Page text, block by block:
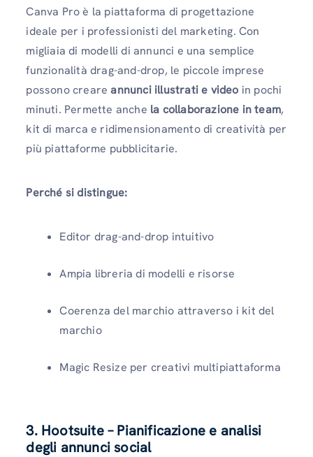
Canva Pro è la piattaforma di progettazione
ideale per i professionisti del marketing. Con
migliaia di modelli di annunci e una semplice
funzionalità drag-and-drop, le piccole imprese
possono creareannunci illustrati e video in pochi
minuti. Permette anche la collaborazione in team,
kit di marca e ridimensionamento di creatività per
più piattaforme pubblicitarie.
Perché si distingue:
Editor drag-and-drop intuitivo
Ampia libreria di modelli e risorse
Coerenza del marchio attraverso i kit del
marchio
Magic Resize per creativi multipiattaforma
3. Hootsuite – Pianificazione e analisi
degli annunci social